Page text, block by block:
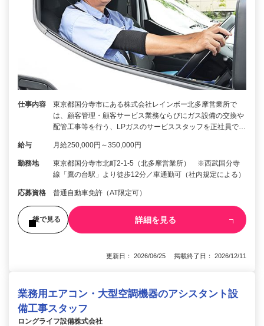
仕事内容
東京都国分寺市にある株式会社レインボー北多摩営業所で
は、顧客管理・顧客サービス業務ならびにガス設備の交換や
配管工事等を行う、LPガスのサービススタッフを正社員で…
給与 月給250,000円～350,000円
勤務地
東京都国分寺市北町2-1-5（北多摩営業所） ※西武国分寺
線「鷹の台駅」より徒歩12分／車通勤可（社内規定による）
応募資格 普通自動車免許（AT限定可）
後で見る 詳細を見る
更新日： 2026/06/25 掲載終了日： 2026/12/11
業務用エアコン・大型空調機器のアシスタント設
備工事スタッフ
ロングライフ設備株式会社